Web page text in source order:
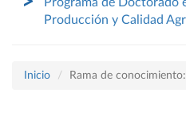
Producción y Calidad
Inicio Rama de